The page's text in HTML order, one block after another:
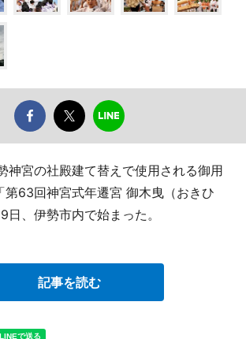
神宮の社殿建て替えで使用される御用
第63回神宮式年遷宮 御木曳（おきひ
日、伊勢市内で始まった。
記事を読む